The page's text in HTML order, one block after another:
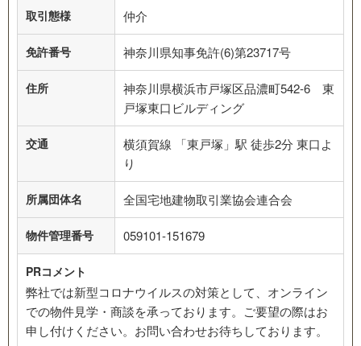
取引態様 仲介
免許番号 神奈川県知事免許(6)第23717号
住所
神奈川県横浜市戸塚区品濃町542-6 東
戸塚東口ビルディング
交通
横須賀線 「東戸塚」駅 徒歩2分 東口よ
り
所属団体名 全国宅地建物取引業協会連合会
物件管理番号 059101-151679
PRコメント
弊社では新型コロナウイルスの対策として、オンライン
での物件見学・商談を承っております。ご要望の際はお
申し付けください。お問い合わせお待ちしております。